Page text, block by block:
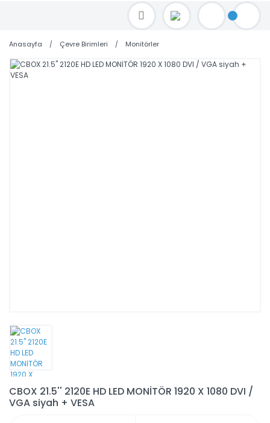
TOPTAN FİYAT ALMAK İÇİN satis@toptanbilgisayar.net MAİL ATINIZ.
SİPARİŞLERİNİZİ AYNI GÜN KARGO İLE GÖNDERİYORUZ!
Anasayfa Çevre Birimleri Monitörler
CBOX 21.5'' 2120E HD LED MONİTÖR 1920 X 1080 DVI /
VGA siyah + VESA